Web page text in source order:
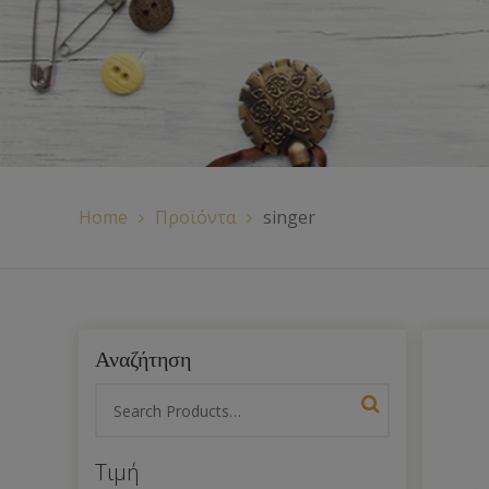
Χερούλια Τσάντας
Ιμάντες
Πλέγματα
Home Προϊόντα singer
Αναζήτηση
Τιμή